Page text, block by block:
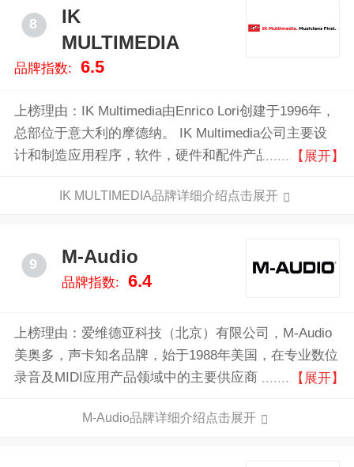
8
IK
MULTIMEDIA
品牌指数: 6.5
上榜理由：IK Multimedia由Enrico Lori创建于1996年，
总部位于意大利的摩德纳。 IK Multimedia公司主要设
计和制造应用程序，软件，硬件和配件产品。用于在电
【展开】
IK MULTIMEDIA品牌详细介绍点击展开
9 M-Audio
品牌指数: 6.4
上榜理由：爱维德亚科技（北京）有限公司，M-Audio
美奥多，声卡知名品牌，始于1988年美国，在专业数位
录音及MIDI应用产品领域中的主要供应商，产品具有极
作者的任何需要以及完整的解决案，M-audio2004年被
【展开】
M-Audio品牌详细介绍点击展开